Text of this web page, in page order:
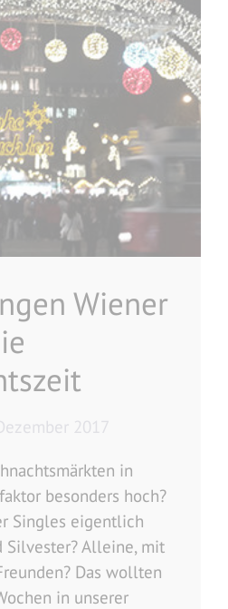
Wiener
2017
in
besonders hoch?
Singles eigentlich
Silvester? Alleine, mit
Das wollten
in unserer